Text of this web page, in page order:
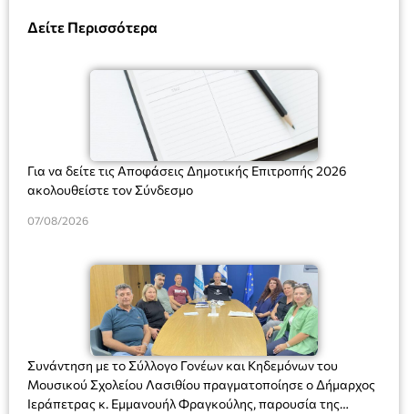
Δείτε Περισσότερα
Για να δείτε τις Αποφάσεις Δημοτικής Επιτροπής 2026
ακολουθείστε τον Σύνδεσμο
07/08/2026
Συνάντηση με το Σύλλογο Γονέων και Κηδεμόνων του
Μουσικού Σχολείου Λασιθίου πραγματοποίησε ο Δήμαρχος
Ιεράπετρας κ. Εμμανουήλ Φραγκούλης, παρουσία της